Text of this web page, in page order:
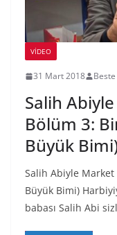
VIDEO
31 Mart 2018
Salih
Bölüm 3:
Büyük
Salih Abiyle Market
Büyük Bimi)
babası Salih Abi